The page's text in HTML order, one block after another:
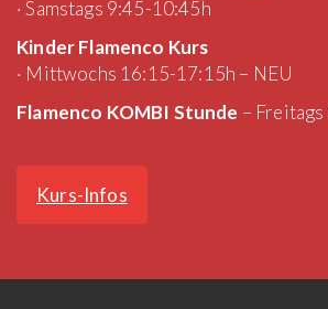
· Samstags 9:45-10:45h
Kinder Flamenco Kurs
· Mittwochs 16:15-17:15h – NEU
Flamenco KOMBI Stunde –
Kurs-Infos